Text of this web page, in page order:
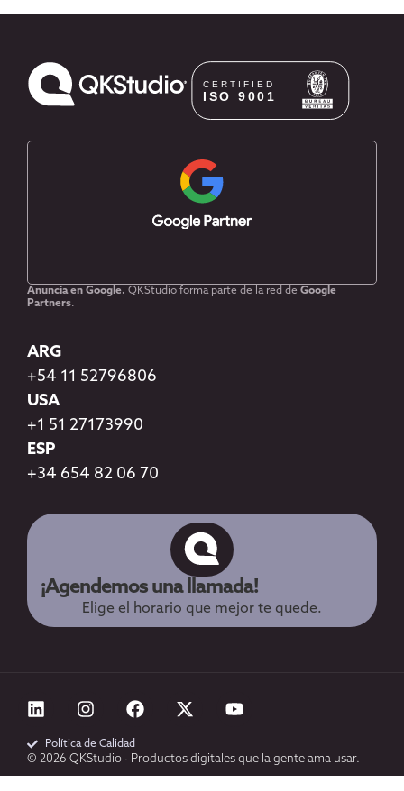
Anuncia en Google. QKStudio forma parte de la red de Google
Partners.
ARG
+54 11 52796806
USA
+1 51 27173990
ESP
+34 654 82 06 70
¡Agendemos una llamada!
Elige el horario que mejor te quede.
© 2026 QKStudio · Productos digitales que la gente ama usar.
Política de Calidad